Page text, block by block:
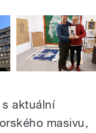
aktuální
masivu,